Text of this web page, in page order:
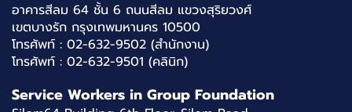
อาคารสีลม 64 ชั้น 6 ถนนสีลม แขวงสุริยวงศ์
เขตบางรัก กรุงเทพมหานคร 10500
โทรศัพท์ : 02-632-9502 (สำนักงาน)
โทรศัพท์ : 02-632-9501 (คลินิก)
Service Workers in Group Foundation